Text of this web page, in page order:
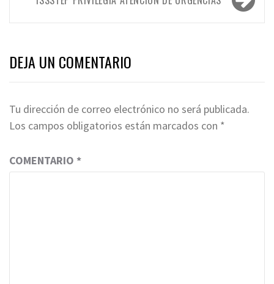
DEJA UN COMENTARIO
Tu dirección de correo electrónico no será publicada.
Los campos obligatorios están marcados con *
COMENTARIO *